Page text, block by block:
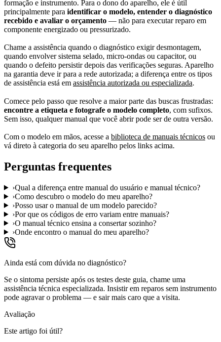
formação e instrumento. Para o dono do aparelho, ele é útil
principalmente para identificar o modelo, entender o diagnóstico
recebido e avaliar o orçamento — não para executar reparo em
componente energizado ou pressurizado.
Chame a assistência quando o diagnóstico exigir desmontagem,
quando envolver sistema selado, micro-ondas ou capacitor, ou
quando o defeito persistir depois das verificações seguras. Aparelho
na garantia deve ir para a rede autorizada; a diferença entre os tipos
de assistência está em assistência autorizada ou especializada.
Comece pelo passo que resolve a maior parte das buscas frustradas:
encontre a etiqueta e fotografe o modelo completo, com sufixos.
Sem isso, qualquer manual que você abrir pode ser de outra versão.
Com o modelo em mãos, acesse a biblioteca de manuais técnicos ou
vá direto à categoria do seu aparelho pelos links acima.
Perguntas frequentes
›Qual a diferença entre manual do usuário e manual técnico?
›Como descubro o modelo do meu aparelho?
›Posso usar o manual de um modelo parecido?
›Por que os códigos de erro variam entre manuais?
›O manual técnico ensina a consertar sozinho?
›Onde encontro o manual do meu aparelho?
Ainda está com dúvida no diagnóstico?
Se o sintoma persiste após os testes deste guia, chame uma
assistência técnica especializada. Insistir em reparos sem instrumento
pode agravar o problema — e sair mais caro que a visita.
Avaliação
Este artigo foi útil?